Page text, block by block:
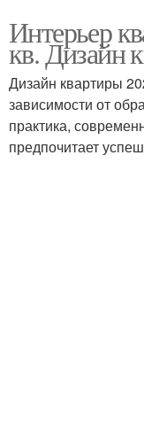
Интерьер
кв. Дизайн
Дизайн квартиры
зависимости от
практика,
предпочитает